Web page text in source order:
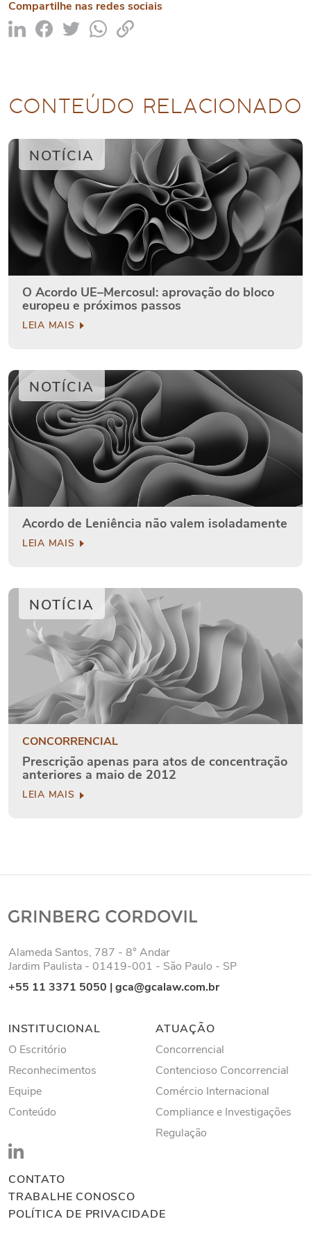
Compartilhe nas redes sociais
CONTEÚDO RELACIONADO
NOTÍCIA
O Acordo UE–Mercosul: aprovação do bloco
europeu e próximos passos
LEIA MAIS
NOTÍCIA
Acordo de Leniência não valem isoladamente
LEIA MAIS
NOTÍCIA
CONCORRENCIAL
Prescrição apenas para atos de concentração
anteriores a maio de 2012
LEIA MAIS
Alameda Santos, 787 - 8° Andar
Jardim Paulista - 01419-001 - São Paulo - SP
+55 11 3371 5050 |gca@gcalaw.com.br
INSTITUCIONAL
O Escritório
Reconhecimentos
Equipe
Conteúdo
ATUAÇÃO
Concorrencial
Contencioso Concorrencial
Comércio Internacional
Compliance e Investigações
Regulação
CONTATO
TRABALHE CONOSCO
POLÍTICA DE PRIVACIDADE